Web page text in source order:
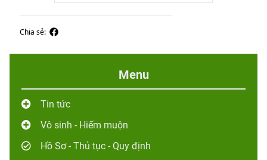
Chia sẻ:
Menu
Tin tức
Vô sinh - Hiếm muộn
Hồ Sơ - Thủ tục - Quy định